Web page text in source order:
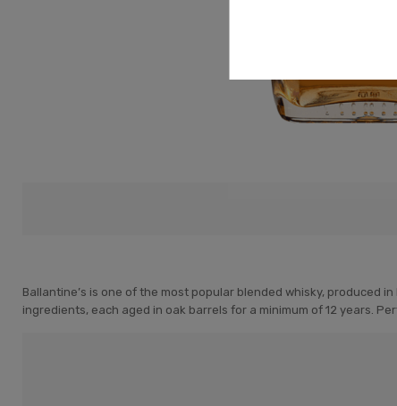
Ballantine’s is one of the most popular blended whisky, produced
ingredients, each aged in oak barrels for a minimum of 12 years.